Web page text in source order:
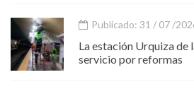
Publicado: 31 / 07 /
La estación Urquiza de
servicio por reformas